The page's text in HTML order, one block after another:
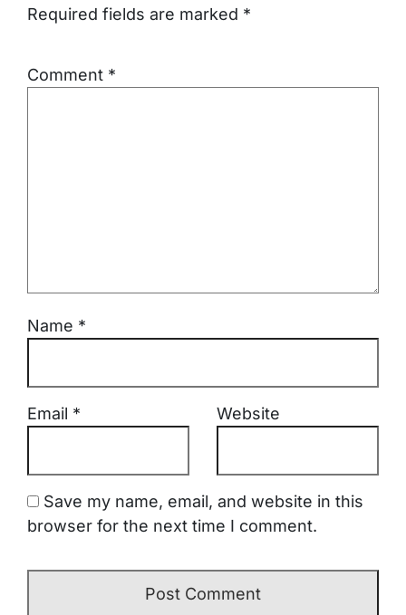
Required fields are marked *
Comment *
Name *
Email * Website
Save my name, email, and website in this
browser for the next time I comment.